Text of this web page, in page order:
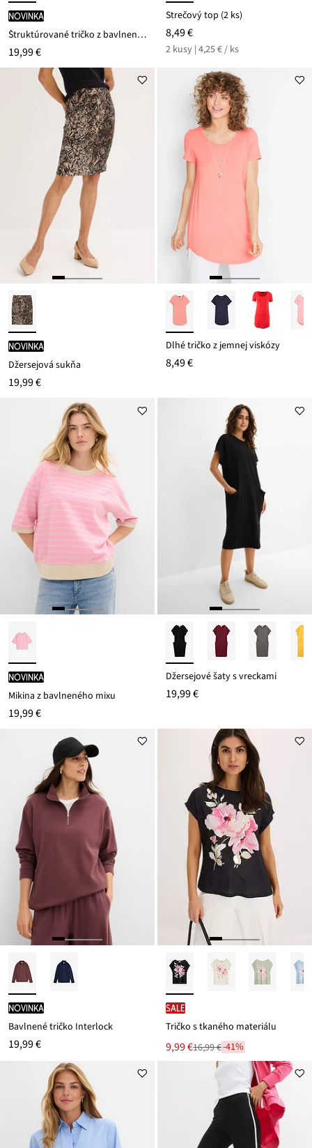
novinka
Štruktúrované tričko z bavlneného mixu
19,99 €
Strečový top (2 ks)
8,49 €
2 kusy | 4,25 € / ks
novinka
Džersejová sukňa
19,99 €
Dlhé tričko z jemnej viskózy
8,49 €
novinka
Mikina z bavlneného mixu
19,99 €
Džersejové šaty s vreckami
19,99 €
novinka
Bavlnené tričko Interlock
19,99 €
SALE
Tričko s tkaného materiálu
Nová
cena
9,99 €
Zľava16,99 €-41%